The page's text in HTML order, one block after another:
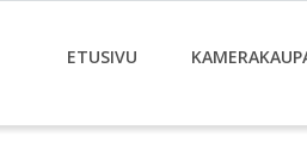
ETUSIVU